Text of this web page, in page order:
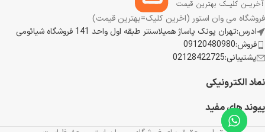
فروشگاه می وان استور (اخرین کلیک=بهترین قیمت)
ادرس:تهران پونک پاساژ همیلاسنتر طبقه اول واحد 141 فروشگاه شیائومی
فروش:09120480980
پشتیبانی:02128422725
نماد الکترونیکی
پیوند های مفید